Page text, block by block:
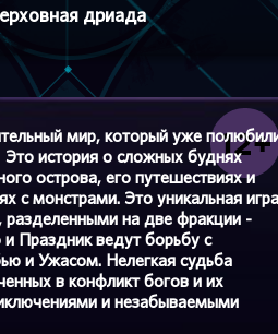
дриада
мир, который уже
история о сложных буднях
острова, его путешествиях и
с монстрами. Это уникальная игра
разделенными на две фракции -
Праздник ведут борьбу с
и Ужасом. Нелегкая судьба
в конфликт богов и их
и незабываемыми